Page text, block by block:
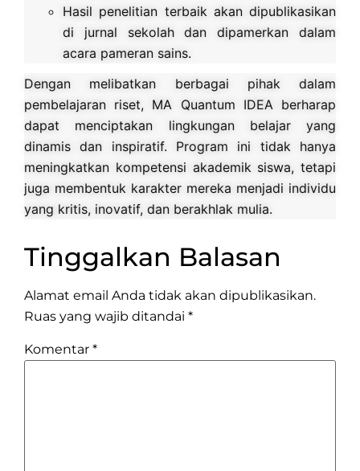
Hasil penelitian terbaik akan dipublikasikan
di jurnal sekolah dan dipamerkan dalam
acara pameran sains.
Dengan melibatkan berbagai pihak dalam
pembelajaran riset, MA Quantum IDEA berharap
dapat menciptakan lingkungan belajar yang
dinamis dan inspiratif. Program ini tidak hanya
meningkatkan kompetensi akademik siswa, tetapi
juga membentuk karakter mereka menjadi individu
yang kritis, inovatif, dan berakhlak mulia.
Tinggalkan Balasan
Alamat email Anda tidak akan dipublikasikan.
Ruas yang wajib ditandai *
Komentar *